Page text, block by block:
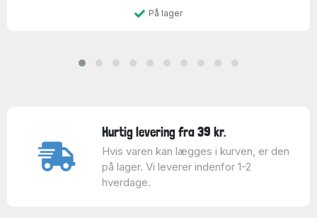
På lager
Hurtig levering fra 39 kr.
Hvis varen kan lægges i kurven, er den
på lager. Vi leverer indenfor 1-2
hverdage.